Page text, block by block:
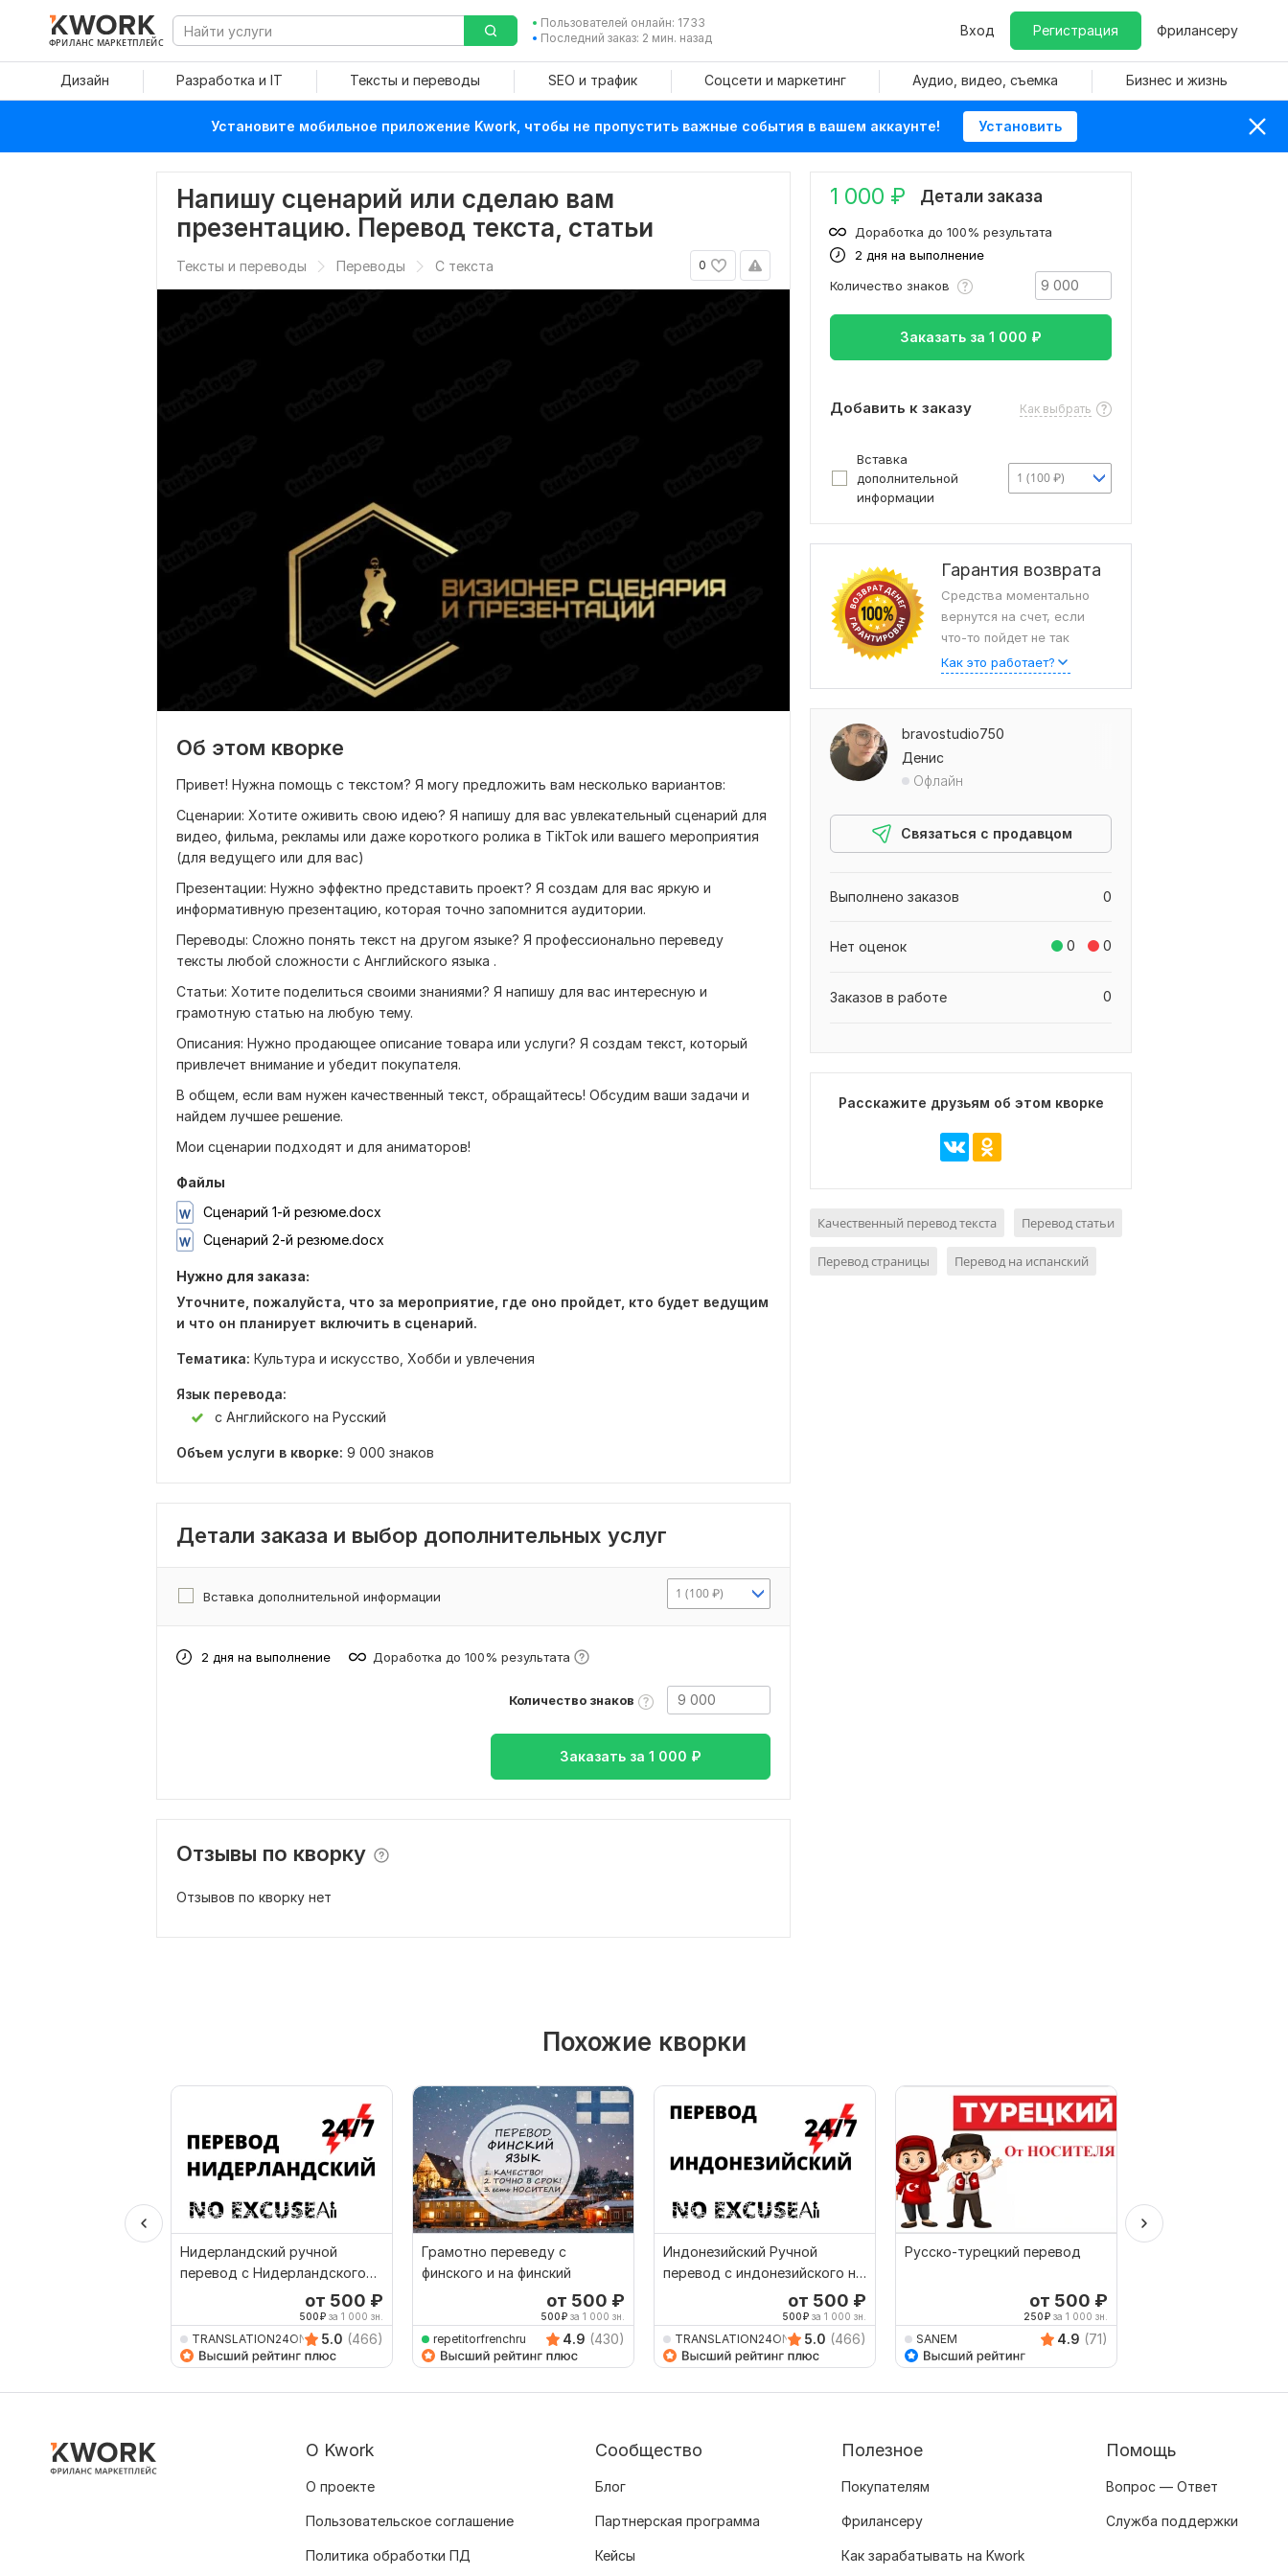
ФРИЛАНС МАРКЕТПЛЕЙС
Пользователей онлайн: 1733
Последний заказ: 2 мин. назад
Вход Регистрация Фрилансеру
Дизайн Разработка и IT Тексты и переводы SEO и трафик Соцсети и маркетинг Аудио, видео, съемка Бизнес и жизнь
Установите мобильное приложение Kwork, чтобы не пропустить важные события в вашем аккаунте! Установить
Напишу сценарий или сделаю вам
презентацию. Перевод текста, статьи
0
Тексты и переводы Переводы С текста
Об этом кворке
Привет! Нужна помощь с текстом? Я могу предложить вам несколько вариантов:
Сценарии: Хотите оживить свою идею? Я напишу для вас увлекательный сценарий для
видео, фильма, рекламы или даже короткого ролика в TikTok или вашего мероприятия
(для ведущего или для вас)
Презентации: Нужно эффектно представить проект? Я создам для вас яркую и
информативную презентацию, которая точно запомнится аудитории.
Переводы: Сложно понять текст на другом языке? Я профессионально переведу
тексты любой сложности с Английского языка .
Статьи: Хотите поделиться своими знаниями? Я напишу для вас интересную и
грамотную статью на любую тему.
Описания: Нужно продающее описание товара или услуги? Я создам текст, который
привлечет внимание и убедит покупателя.
В общем, если вам нужен качественный текст, обращайтесь! Обсудим ваши задачи и
найдем лучшее решение.
Мои сценарии подходят и для аниматоров!
Файлы
Сценарий 1-й резюме.docx
Сценарий 2-й резюме.docx
Нужно для заказа:
Уточните, пожалуйста, что за мероприятие, где оно пройдет, кто будет ведущим
и что он планирует включить в сценарий.
Тематика: Культура и искусство, Хобби и увлечения
Язык перевода:
с Английского на Русский
Объем услуги в кворке: 9 000 знаков
Детали заказа и выбор дополнительных услуг
Вставка дополнительной информации 1 (100 ₽)
2 дня на выполнение Доработка до 100% результата
Количество знаков
Заказать за 1 000 ₽
Отзывы по кворку
Отзывов по кворку нет
1 000 ₽ Детали заказа
2 дня на выполнение
Доработка до 100% результата
Количество знаков
Заказать за 1 000 ₽
Добавить к заказу Как выбрать
Вставка
дополнительной
информации
1 (100 ₽)
Гарантия возврата
Средства моментально
вернутся на счет, если
что-то пойдет не так
Как это работает?
bravostudio750
Денис
Офлайн
Связаться с продавцом
0
Выполнено заказов
0 0
Нет оценок
0
Заказов в работе
Расскажите друзьям об этом кворке
Качественный перевод текста Перевод статьи
Перевод страницы Перевод на испанский
Похожие кворки
Нидерландский ручной
перевод с Нидерландского
от 500 ₽
500₽ за 1 000 зн.
TRANSLATION24ON7 5.0 (466)
Грамотно переведу с
финского и на финский
от 500 ₽
500₽ за 1 000 зн.
repetitorfrenchru 4.9 (430)
Индонезийский Ручной
перевод с индонезийского на
от 500 ₽
500₽ за 1 000 зн.
TRANSLATION24ON7 5.0 (466)
Русско-турецкий перевод
от 500 ₽
250₽ за 1 000 зн.
SANEM 4.9 (71)
О Kwork
О проекте
Пользовательское соглашение
Политика обработки ПД
Сообщество
Блог
Партнерская программа
Кейсы
Полезное
Покупателям
Фрилансеру
Как зарабатывать на Kwork
Помощь
Вопрос — Ответ
Служба поддержки